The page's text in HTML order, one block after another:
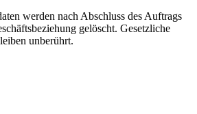
werden nach Abschluss des Auftrags
gelöscht. Gesetzliche
unberührt.